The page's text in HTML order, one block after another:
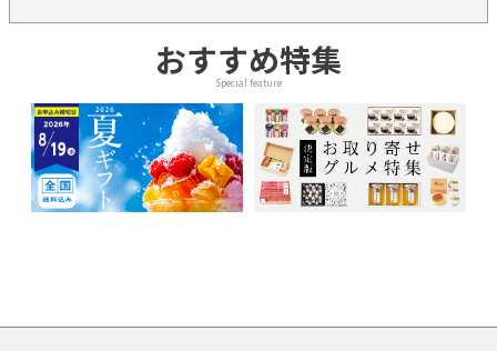
おすすめ特集
Special feature